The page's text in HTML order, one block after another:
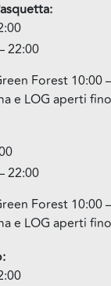
22:00
Forest 10:00
e LOG aperti
22:00
Forest 10:00
e LOG aperti